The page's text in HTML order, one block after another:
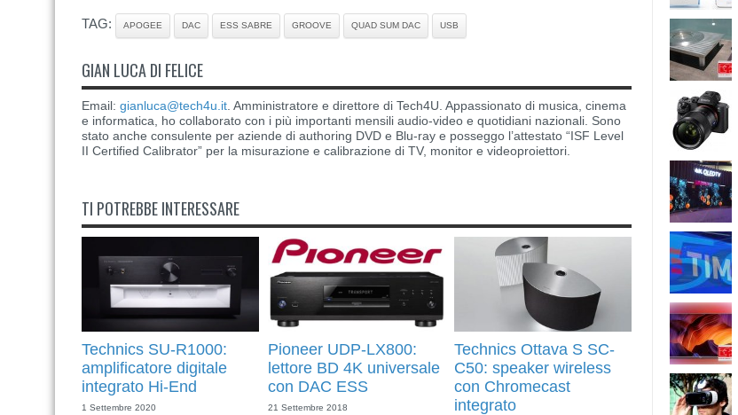
TAG: APOGEE DAC ESS SABRE GROOVE QUAD SUM DAC USB
GIAN LUCA DI FELICE
Email: gianluca@tech4u.it . Amministratore e direttore di Tech4U. Appassionato di musica, cinema
e informatica, ho collaborato con i più importanti mensili audio-video e quotidiani nazionali. Sono
stato anche consulente per aziende di authoring DVD e Blu-ray e posseggo l’attestato “ISF Level
II Certified Calibrator” per la misurazione e calibrazione di TV, monitor e videoproiettori.
TI POTREBBE INTERESSARE
Technics SU-R1000:
amplificatore digitale
integrato Hi-End
1 Settembre 2020
Pioneer UDP-LX800:
lettore BD 4K universale
con DAC ESS
21 Settembre 2018
Technics Ottava S SC-
C50: speaker wireless
con Chromecast
integrato